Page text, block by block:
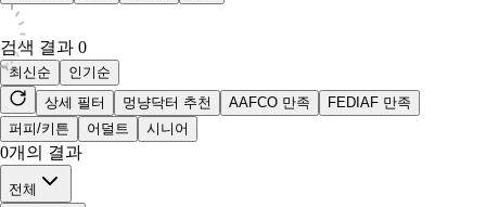
검색 결과 0
최신순
인기순
상세 필터
멍냥닥터 추천 AAFCO 만족
FEDIAF 만족
퍼피/키튼
어덜트 시니어
0개의 결과
전체